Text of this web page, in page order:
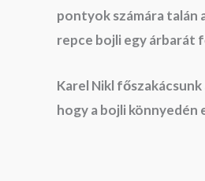
pontyok számára talán
repce bojli egy árbarát
Karel Nikl
hogy a bojli